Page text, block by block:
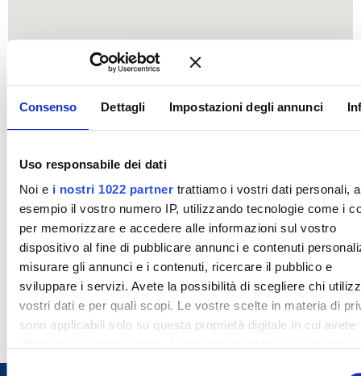
Consenso Dettagli Impostazioni degli annunci
Uso responsabile dei dati
Noi e i nostri 1022 partnertrattiamo i vostri dati personali,
esempio il vostro numero IP, utilizzando tecnologie come i
per memorizzare e accedere alle informazioni sul vostro
dispositivo al fine di pubblicare annunci e contenuti
misurare gli annunci e i contenuti, ricercare il pubblico e
sviluppare i servizi. Avete la possibilità di scegliere chi
vostri dati e per quali scopi. Le vostre scelte in materia di
sono applicabili solo su questa proprietà digitale in cui avete